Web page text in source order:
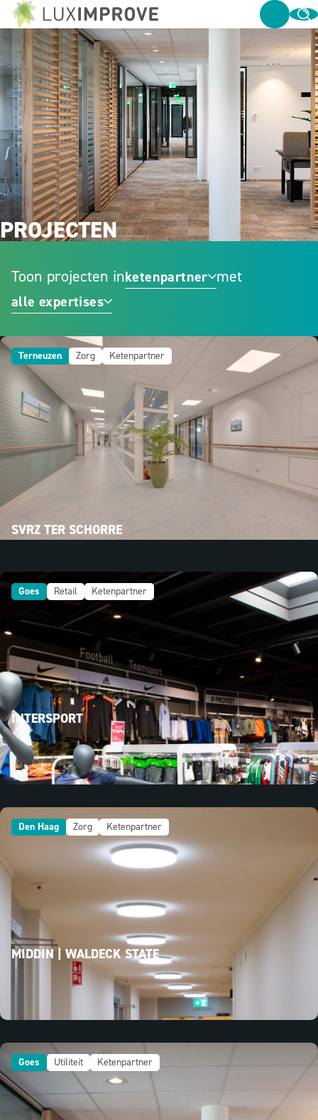
PROJECTEN
Toon projecten inketenpartner met
alle expertises
Terneuzen Zorg Ketenpartner
SVRZ TER SCHORRE
Goes Retail Ketenpartner
INTERSPORT
Den Haag Zorg Ketenpartner
MIDDIN | WALDECK STATE
Goes Utiliteit Ketenpartner